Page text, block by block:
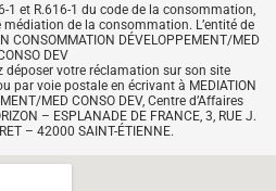
et R.616-1 du code de la consommation,
de la consommation. L’entité de
CONSOMMATION DÉVELOPPEMENT/MED
DEV
déposer votre réclamation sur son site
par voie postale en écrivant à MEDIATION
MED CONSO DEV, Centre d’Affaires
– ESPLANADE DE FRANCE, 3, RUE J.
– 42000 SAINT-ÉTIENNE.